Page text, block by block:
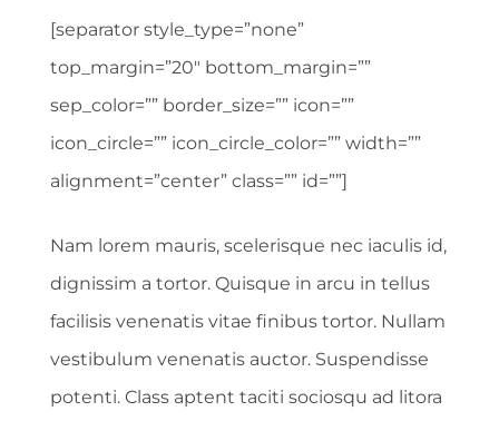
[separator style_type=”none”
top_margin=”20″ bottom_margin=””
sep_color=”” border_size=”” icon=””
icon_circle=”” icon_circle_color=”” width=””
alignment=”center” class=”” id=””]
Nam lorem mauris, scelerisque nec iaculis id,
dignissim a tortor. Quisque in arcu in tellus
facilisis venenatis vitae finibus tortor. Nullam
vestibulum venenatis auctor. Suspendisse
potenti. Class aptent taciti sociosqu ad litora